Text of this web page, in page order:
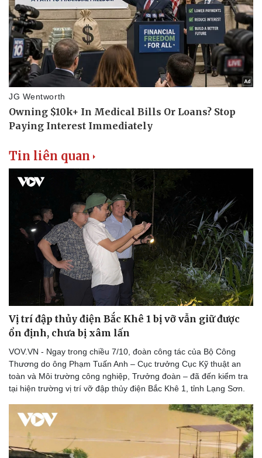
Tin liên quan
Vị trí đập thủy điện Bắc Khê 1 bị vỡ vẫn giữ được
ổn định, chưa bị xâm lấn
VOV.VN - Ngay trong chiều 7/10, đoàn công tác của Bộ Công
Thương do ông Phạm Tuấn Anh – Cục trưởng Cục Kỹ thuật an
toàn và Môi trường công nghiệp, Trưởng đoàn – đã đến kiểm tra
tại hiện trường vị trí vỡ đập thủy điện Bắc Khê 1, tỉnh Lạng Sơn.